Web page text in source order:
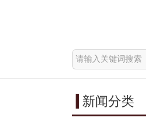
新闻分类